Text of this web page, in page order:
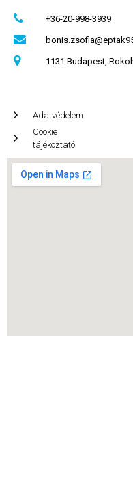
+36-20-998-3939
1131 Budapest,
Adatvédelem
Cookie
tájékoztató